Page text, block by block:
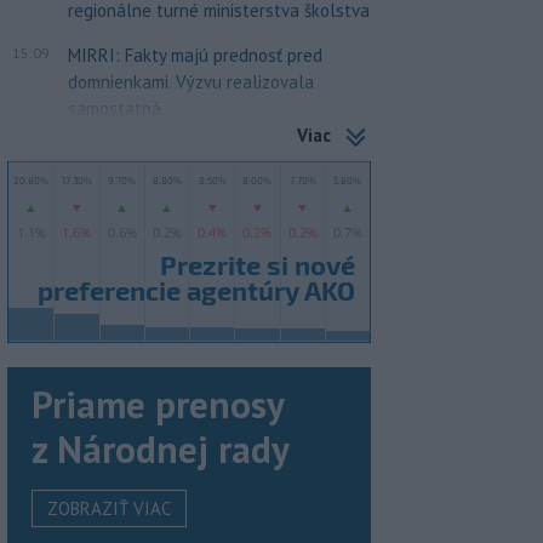
regionálne turné ministerstva školstva
15:09
MIRRI: Fakty majú prednosť pred
domnienkami. Výzvu realizovala
samostatná...
Viac
Priame prenosy
z Národnej rady
ZOBRAZIŤ VIAC